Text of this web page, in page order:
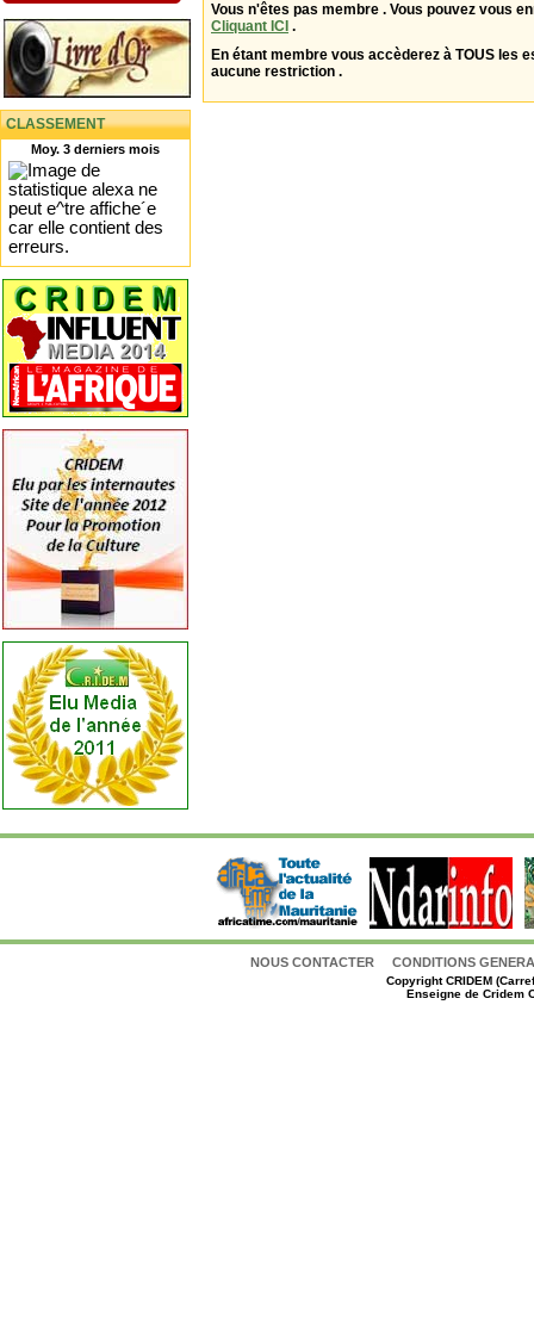
CLASSEMENT
Moy. 3 derniers mois
Vous n'êtes pas membre . Vous pouvez vous
Cliquant ICI .
En étant membre vous accèderez à TOUS les
aucune restriction .
NOUS CONTACTER CONDITIONS
CopyrightCRIDEM
Enseigne de Cridem